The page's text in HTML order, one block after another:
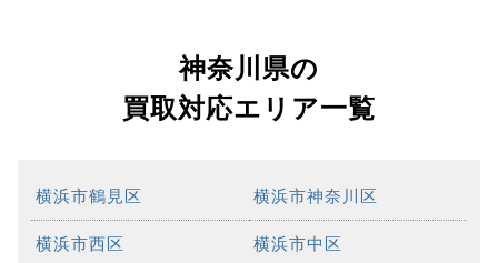
神奈川県の
買取対応エリア一覧
横浜市鶴見区 横浜市神奈川区
横浜市西区 横浜市中区